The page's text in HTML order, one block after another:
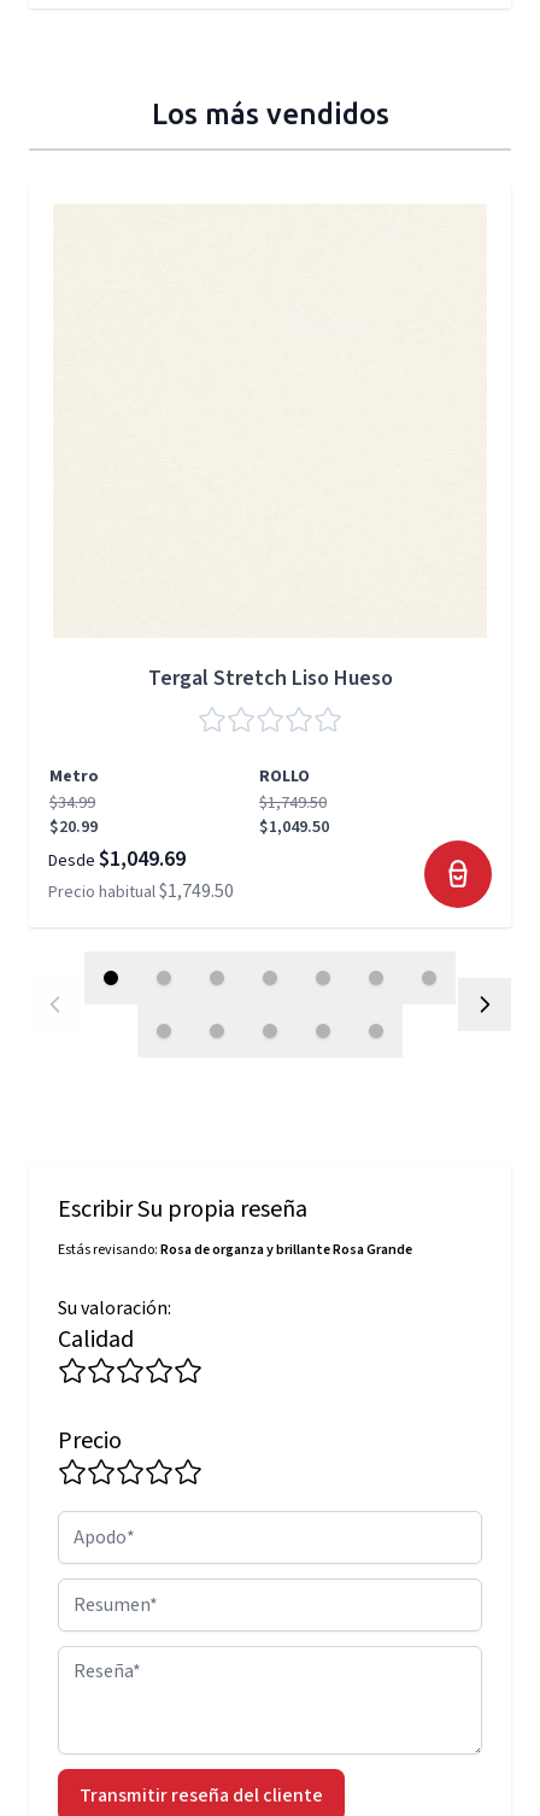
Los más vendidos
Tergal Stretch Liso Hueso
Metro
ROLLO
$34.99
$20.99
$1,749.50
$1,049.50
Desde $1,049.69
Precio habitual$1,749.50
Escribir Su propia reseña
Estás revisando:Rosa de organza y brillante Rosa Grande
Su valoración:
Calidad
Precio
Apodo
Resumen
Reseña
Transmitir reseña del cliente